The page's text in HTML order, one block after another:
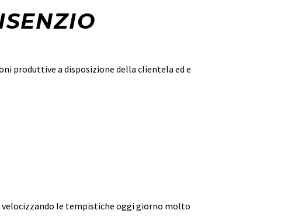
produttive a disposizione della clientela ed e
velocizzando le tempistiche oggi giorno molto